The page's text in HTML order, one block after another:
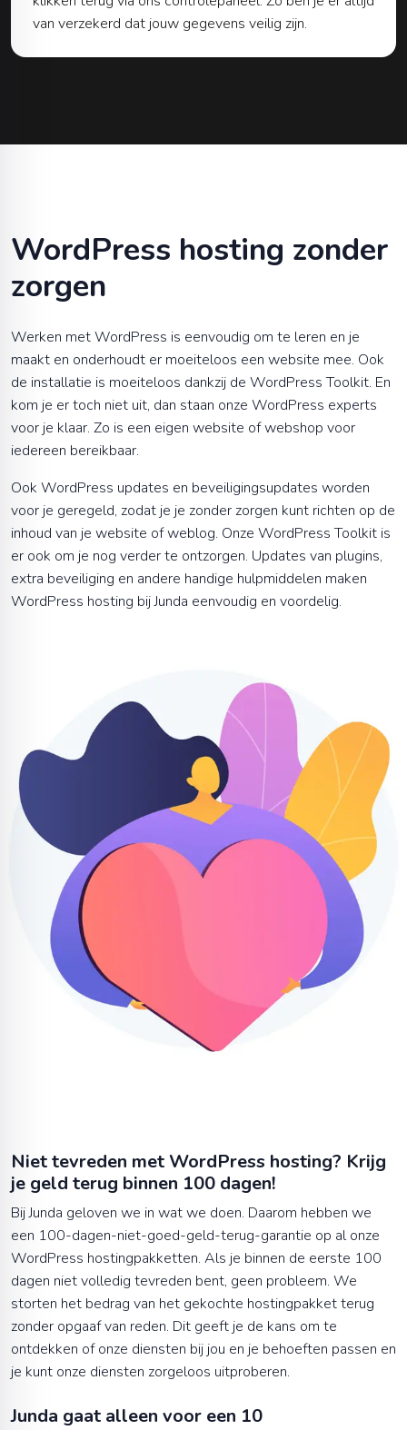
van verzekerd dat jouw gegevens veilig zijn.
WordPress hosting zonder
zorgen
Werken met WordPress is eenvoudig om te leren en je
maakt en onderhoudt er moeiteloos een website mee. Ook
de installatie is moeiteloos dankzij de WordPress Toolkit. En
kom je er toch niet uit, dan staan onze WordPress experts
voor je klaar. Zo is een eigen website of webshop voor
iedereen bereikbaar.
Ook WordPress updates en beveiligingsupdates worden
voor je geregeld, zodat je je zonder zorgen kunt richten op de
inhoud van je website of weblog. Onze WordPress Toolkit is
er ook om je nog verder te ontzorgen. Updates van plugins,
extra beveiliging en andere handige hulpmiddelen maken
WordPress hosting bij Junda eenvoudig en voordelig.
Niet tevreden met WordPress hosting? Krijg
je geld terug binnen 100 dagen!
Bij Junda geloven we in wat we doen. Daarom hebben we
een 100-dagen-niet-goed-geld-terug-garantie op al onze
WordPress hostingpakketten. Als je binnen de eerste 100
dagen niet volledig tevreden bent, geen probleem. We
storten het bedrag van het gekochte hostingpakket terug
zonder opgaaf van reden. Dit geeft je de kans om te
ontdekken of onze diensten bij jou en je behoeften passen en
je kunt onze diensten zorgeloos uitproberen.
Junda gaat alleen voor een 10